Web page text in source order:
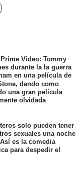
Prime Video: Tommy
durante la la guerra
en una película de
dando como
una gran película
olvidada
solo pueden tener
sexuales una noche
es la comedia
para despedir el